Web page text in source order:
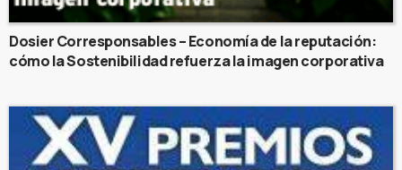
Dosier Corresponsables – Economía de la reputación:
cómo la Sostenibilidad refuerza la imagen corporativa